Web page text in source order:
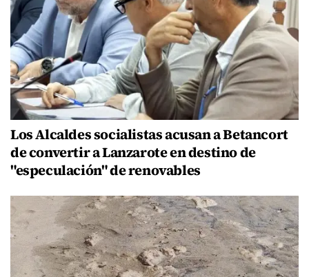
Los Alcaldes socialistas acusan a Betancort
de convertir a Lanzarote en destino de
"especulación" de renovables